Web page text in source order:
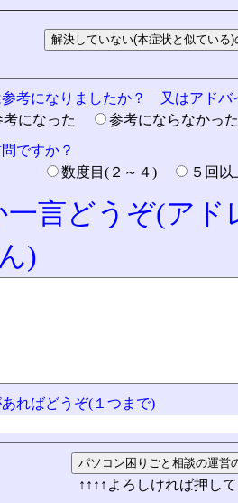
参考になりましたか？ 又はアドバ
考になった
参考にならなか
ですか？
た
数度目(２～４) ５回
一言どうぞ(ア
)
ればどうぞ(１つまで)
↑↑↑↑よろしければ押し